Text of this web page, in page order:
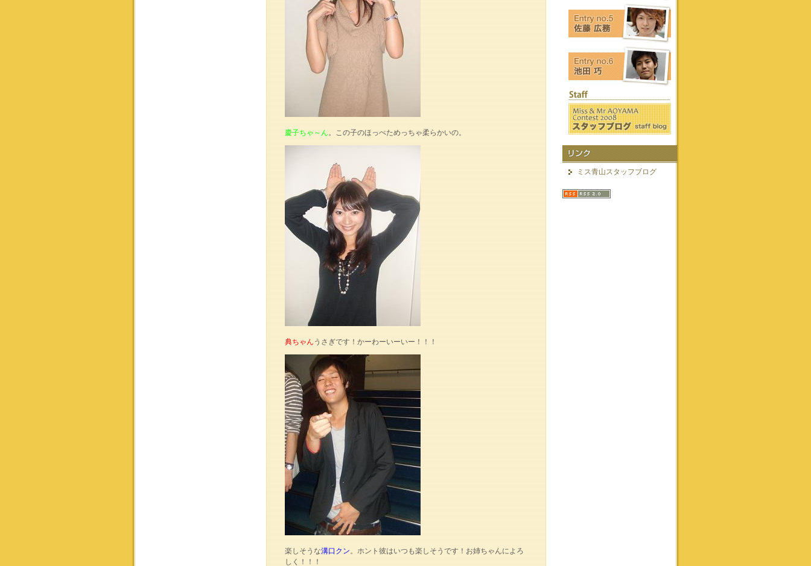
慶子ちゃ～ん。この子のほっぺためっちゃ柔らかいの。
典ちゃん うさぎです！かーわーいーいー！！！
楽しそうな溝口クン。ホント彼はいつも楽しそうです！お姉ちゃんによろ
しく！！！
ミス青山スタッフブログ